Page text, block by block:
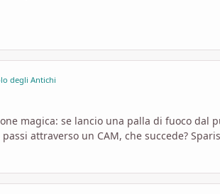
degli Antichi
magica: se lancio una palla di fuoco
attraverso un CAM, che succede?